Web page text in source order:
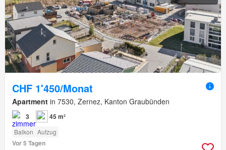
CHF 1'450/Monat
Apartment in 7530, Zernez, Kanton Graubünden
3 45 m²
Balkon Aufzug
Vor 5 Tagen